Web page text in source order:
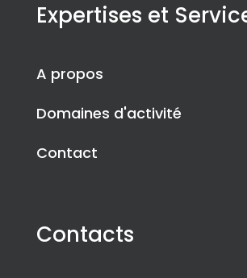
Expertises et
A propos
Domaines d'activité
Contact
Contacts